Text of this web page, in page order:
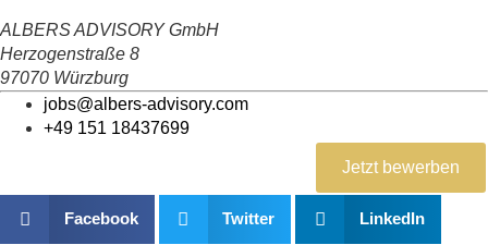
ALBERS ADVISORY GmbH
Herzogenstraße 8
97070 Würzburg
jobs@albers-advisory.com
+49 151 18437699
Jetzt bewerben
Facebook Twitter LinkedIn